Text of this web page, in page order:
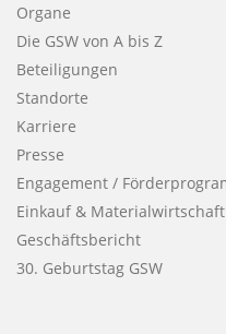
Organe
Die GSW von A bis Z
Beteiligungen
Standorte
Karriere
Presse
Engagement /
Einkauf & Materialwirtschaft
Geschäftsbericht
30. Geburtstag GSW